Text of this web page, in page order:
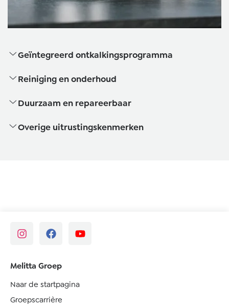
Geïntegreerd ontkalkingsprogramma
Reiniging en onderhoud
Duurzaam en repareerbaar
Overige uitrustingskenmerken
Melitta Groep
Naar de startpagina
Groepscarrière